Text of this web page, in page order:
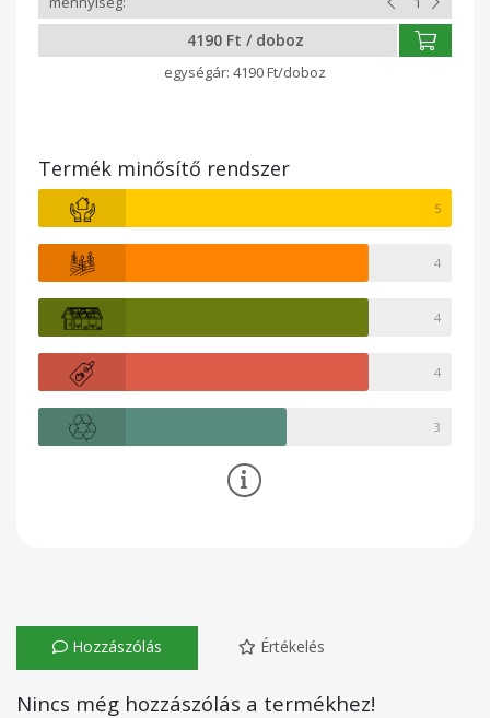
4190 Ft / doboz
4190 Ft/doboz
Termék minősítő rendszer
5
4
4
4
3
Hozzászólás Értékelés
Nincs még hozzászólás a termékhez!